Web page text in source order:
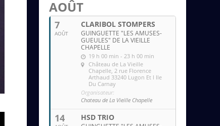
iAOÛT
7
AOÛT
CLARIBOL STOMPERS
GUINGUETTE "LES AMUSES-
GUEULES" DE LA VIEILLE
CHAPELLE
19 h 00 min - 23 h 00 min
Château de La Vieille
Chapelle , 2 rue Florence
Arthaud 33240 Lugon Et l Ile
Du Carnay
Organisateur:
Chateau de La Vieille Chapelle
14 HSD TRIO